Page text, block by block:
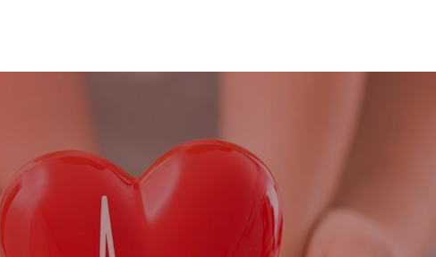
Bulunduğunuz yere özgü içeriği görmek için
başka bir ülke seçin.